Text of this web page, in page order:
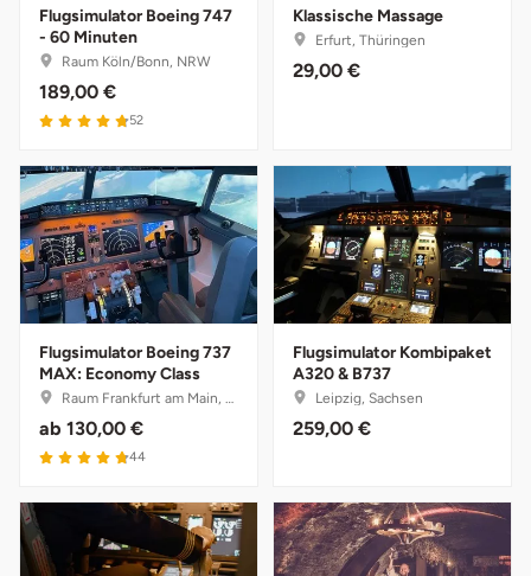
Flugsimulator Boeing 747
- 60 Minuten
Raum Köln/Bonn, NRW
189,00 €
52
Klassische Massage
Erfurt, Thüringen
29,00 €
Flugsimulator Boeing 737
MAX: Economy Class
Raum Frankfurt am Main, Hessen
ab 130,00 €
44
Flugsimulator Kombipaket
A320 & B737
Leipzig, Sachsen
259,00 €
Düsseldorf
Erfurt
Erlangen
Essen
Flensburg
Frankfurt am Main
Fulda